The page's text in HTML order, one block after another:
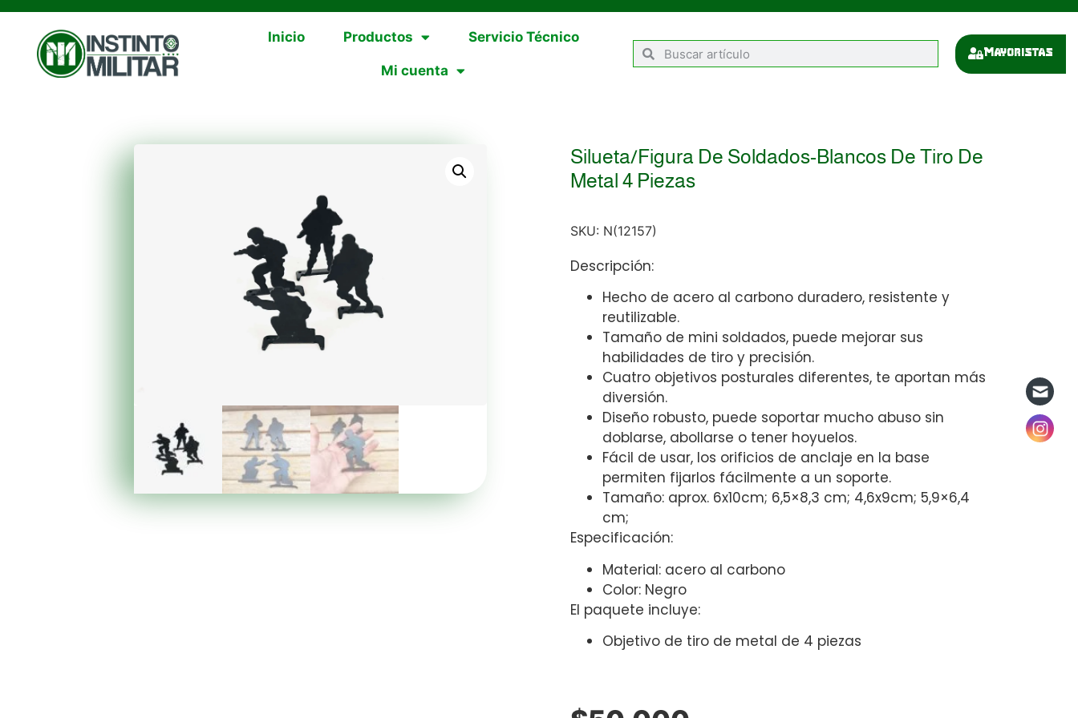
Inicio Productos Servicio Técnico
Mi cuenta
Mayoristas
Silueta/Figura De Soldados-Blancos De Tiro De
Metal 4 Piezas
SKU: N(12157)
Descripción:
Hecho de acero al carbono duradero, resistente y
reutilizable.
Tamaño de mini soldados, puede mejorar sus
habilidades de tiro y precisión.
Cuatro objetivos posturales diferentes, te aportan más
diversión.
Diseño robusto, puede soportar mucho abuso sin
doblarse, abollarse o tener hoyuelos.
Fácil de usar, los orificios de anclaje en la base
permiten fijarlos fácilmente a un soporte.
Tamaño: aprox. 6x10cm; 6,5×8,3 cm; 4,6x9cm; 5,9×6,4
cm;
Especificación:
Material: acero al carbono
Color: Negro
El paquete incluye:
Objetivo de tiro de metal de 4 piezas